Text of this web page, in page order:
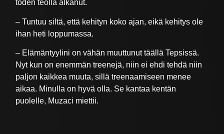
toden teolla alkanut.
– Tuntuu siltä, että kehityn koko ajan, eikä kehitys ole
ihan heti loppumassa.
– Elämäntyylini on vähän muuttunut täällä Tepsissä.
Nyt kun on enemmän treenejä, niin ei ehdi tehdä niin
paljon kaikkea muuta, sillä treenaamiseen menee
aikaa. Minulla on hyvä olla. Se kantaa kentän
puolelle, Muzaci miettii.